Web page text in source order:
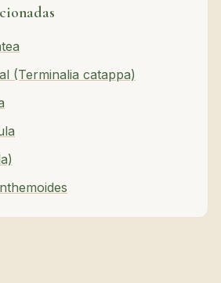
(Terminalia catappa)